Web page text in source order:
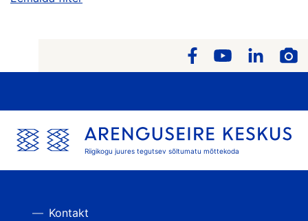
Riigikogu juures tegutsev sõltumatu mõttekoda
Kontakt